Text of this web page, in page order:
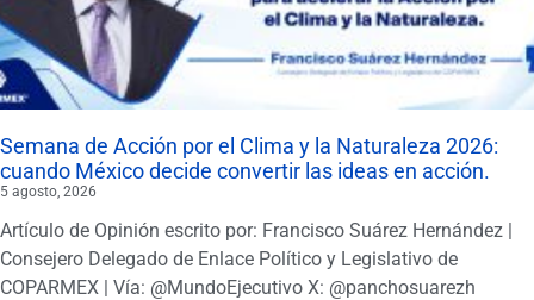
Semana de Acción por el Clima y la Naturaleza 2026:
cuando México decide convertir las ideas en acción.
5 agosto, 2026
Artículo de Opinión escrito por: Francisco Suárez Hernández |
Consejero Delegado de Enlace Político y Legislativo de
COPARMEX | Vía: @MundoEjecutivo X: @panchosuarezh